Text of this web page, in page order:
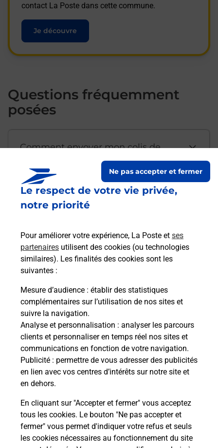
Le respect de votre vie privée,
notre priorité
Pour améliorer votre expérience, La Poste et ses
partenaires utilisent des cookies (ou technologies
similaires). Les finalités des cookies sont les
suivantes :
Mesure d’audience : établir des statistiques
complémentaires sur l’utilisation de nos sites et
suivre la navigation.
Analyse et personnalisation : analyser les parcours
clients et personnaliser en temps réel nos sites et
communications en fonction de votre navigation.
Publicité : permettre de vous adresser des publicités
en lien avec vos centres d’intérêts sur notre site et
en dehors.
En cliquant sur "Accepter et fermer" vous acceptez
tous les cookies. Le bouton "Ne pas accepter et
fermer" vous permet d'indiquer votre refus et seuls
les cookies nécessaires au fonctionnement du site
Ne pas accepter et fermer
contact La Poste dans cette commune.
Je découvre
Questions fréquemment
posées
Comment envoyer mon colis de
Est-il possible d’acheter un
emballage directement depuis un
Comment demander une
modification de livraison ?
Comment La Poste participe-t-elle
à votre sécurité au quotidien ?
Puis-je passer mon code de la route
avec La Poste et sous quelles
conditions ?
Localiser Liste Mayenne ST PIERRE LA COUR